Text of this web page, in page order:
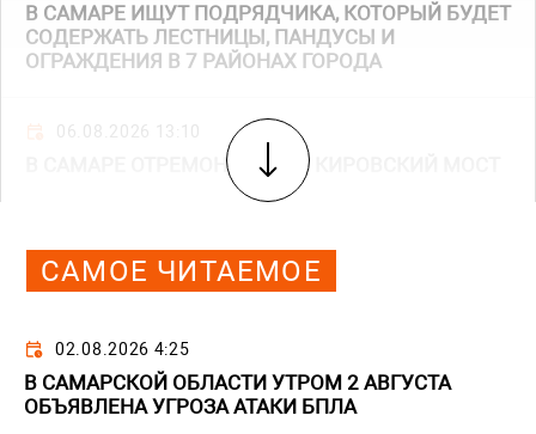
В САМАРЕ ИЩУТ ПОДРЯДЧИКА, КОТОРЫЙ БУДЕТ
СОДЕРЖАТЬ ЛЕСТНИЦЫ, ПАНДУСЫ И
ОГРАЖДЕНИЯ В 7 РАЙОНАХ ГОРОДА
06.08.2026 13:10
В САМАРЕ ОТРЕМОНТИРУЮТ КИРОВСКИЙ МОСТ
САМОЕ ЧИТАЕМОЕ
02.08.2026 4:25
В САМАРСКОЙ ОБЛАСТИ УТРОМ 2 АВГУСТА
ОБЪЯВЛЕНА УГРОЗА АТАКИ БПЛА